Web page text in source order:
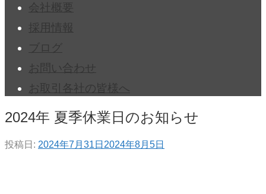
会社概要
採用情報
ブログ
お問い合わせ
お取引各社の皆様へ
2024年 夏季休業日のお知らせ
投稿日: 2024年7月31日 2024年8月5日